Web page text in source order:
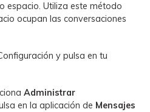
espacio. Utiliza este método
ocupan las conversaciones
y pulsa en tu
Administrar
en la aplicación de Mensajes